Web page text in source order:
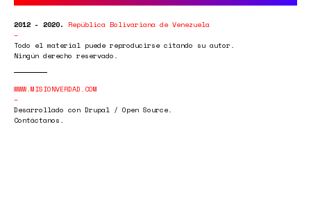
2012 - 2020. República Bolivariana de Venezuela
Todo el material puede reproducirse citando su autor.
Ningún derecho reservado.
WWW.MISIONVERDAD.COM
Desarrollado con Drupal / Open Source.
Contáctanos.